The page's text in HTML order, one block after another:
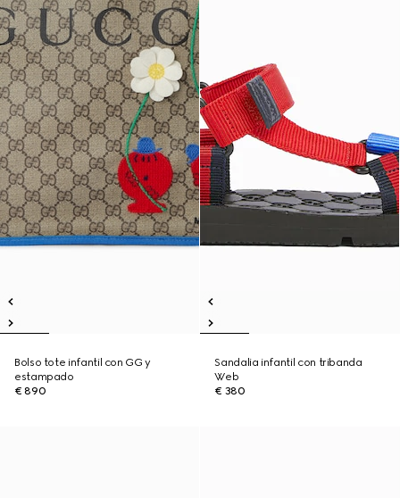
Bolso tote infantil con GG y
estampado
€ 890
Sandalia infantil con tribanda
Web
€ 380